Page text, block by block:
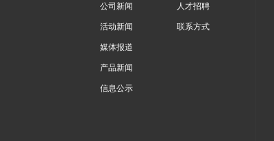
公司新闻
活动新闻
媒体报道
产品新闻
信息公示
人才招聘
联系方式